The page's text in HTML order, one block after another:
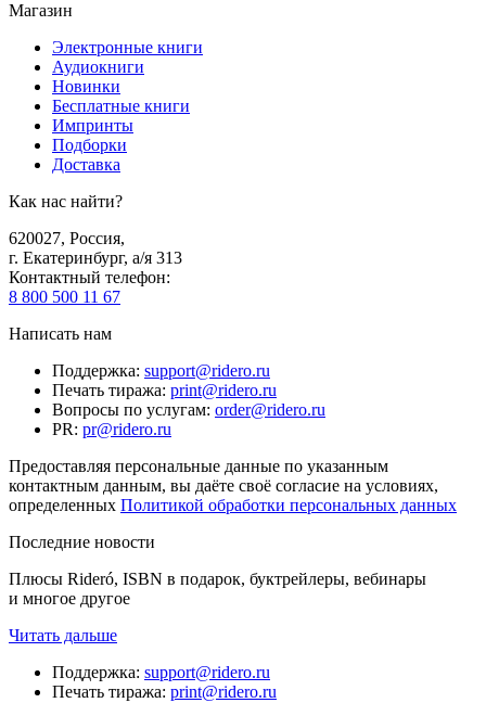
Магазин
Электронные книги
Аудиокниги
Новинки
Бесплатные книги
Импринты
Подборки
Доставка
Как нас найти?
620027, Россия,
г. Екатеринбург, а/я 313
Контактный телефон:
8 800 500 11 67
Написать нам
Поддержка: support@ridero.ru
Печать тиража: print@ridero.ru
Вопросы по услугам: order@ridero.ru
PR: pr@ridero.ru
Предоставляя персональные данные по указанным
контактным данным, вы даёте своё согласие на условиях,
определенных Политикой обработки персональных данных
Последние новости
Плюсы Rideró, ISBN в подарок, буктрейлеры, вебинары
и многое другое
Читать дальше
Поддержка: support@ridero.ru
Печать тиража: print@ridero.ru